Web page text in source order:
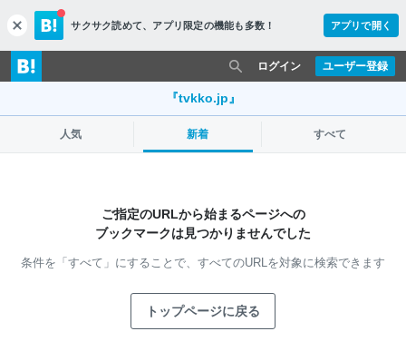
c
l
o
s
サクサク読めて、 アプリ限定の機能も多数！ アプリで開く
ユーザー登録
ログイン
『tvkko.jp』
人気 新着 すべて
ご指定のURLから始まるページへの
ブックマークは見つかりませんでした
条件を「すべて」にすることで、 すべてのURLを対象に検索できます
トップページに戻る